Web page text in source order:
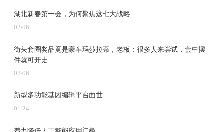
湖北新春第一会，为何聚焦这七大战略
02-06
街头套圈奖品竟是豪车玛莎拉蒂，老板：很多人来尝试，套中摆
件就可开走
02-06
新型多功能基因编辑平台面世
01-24